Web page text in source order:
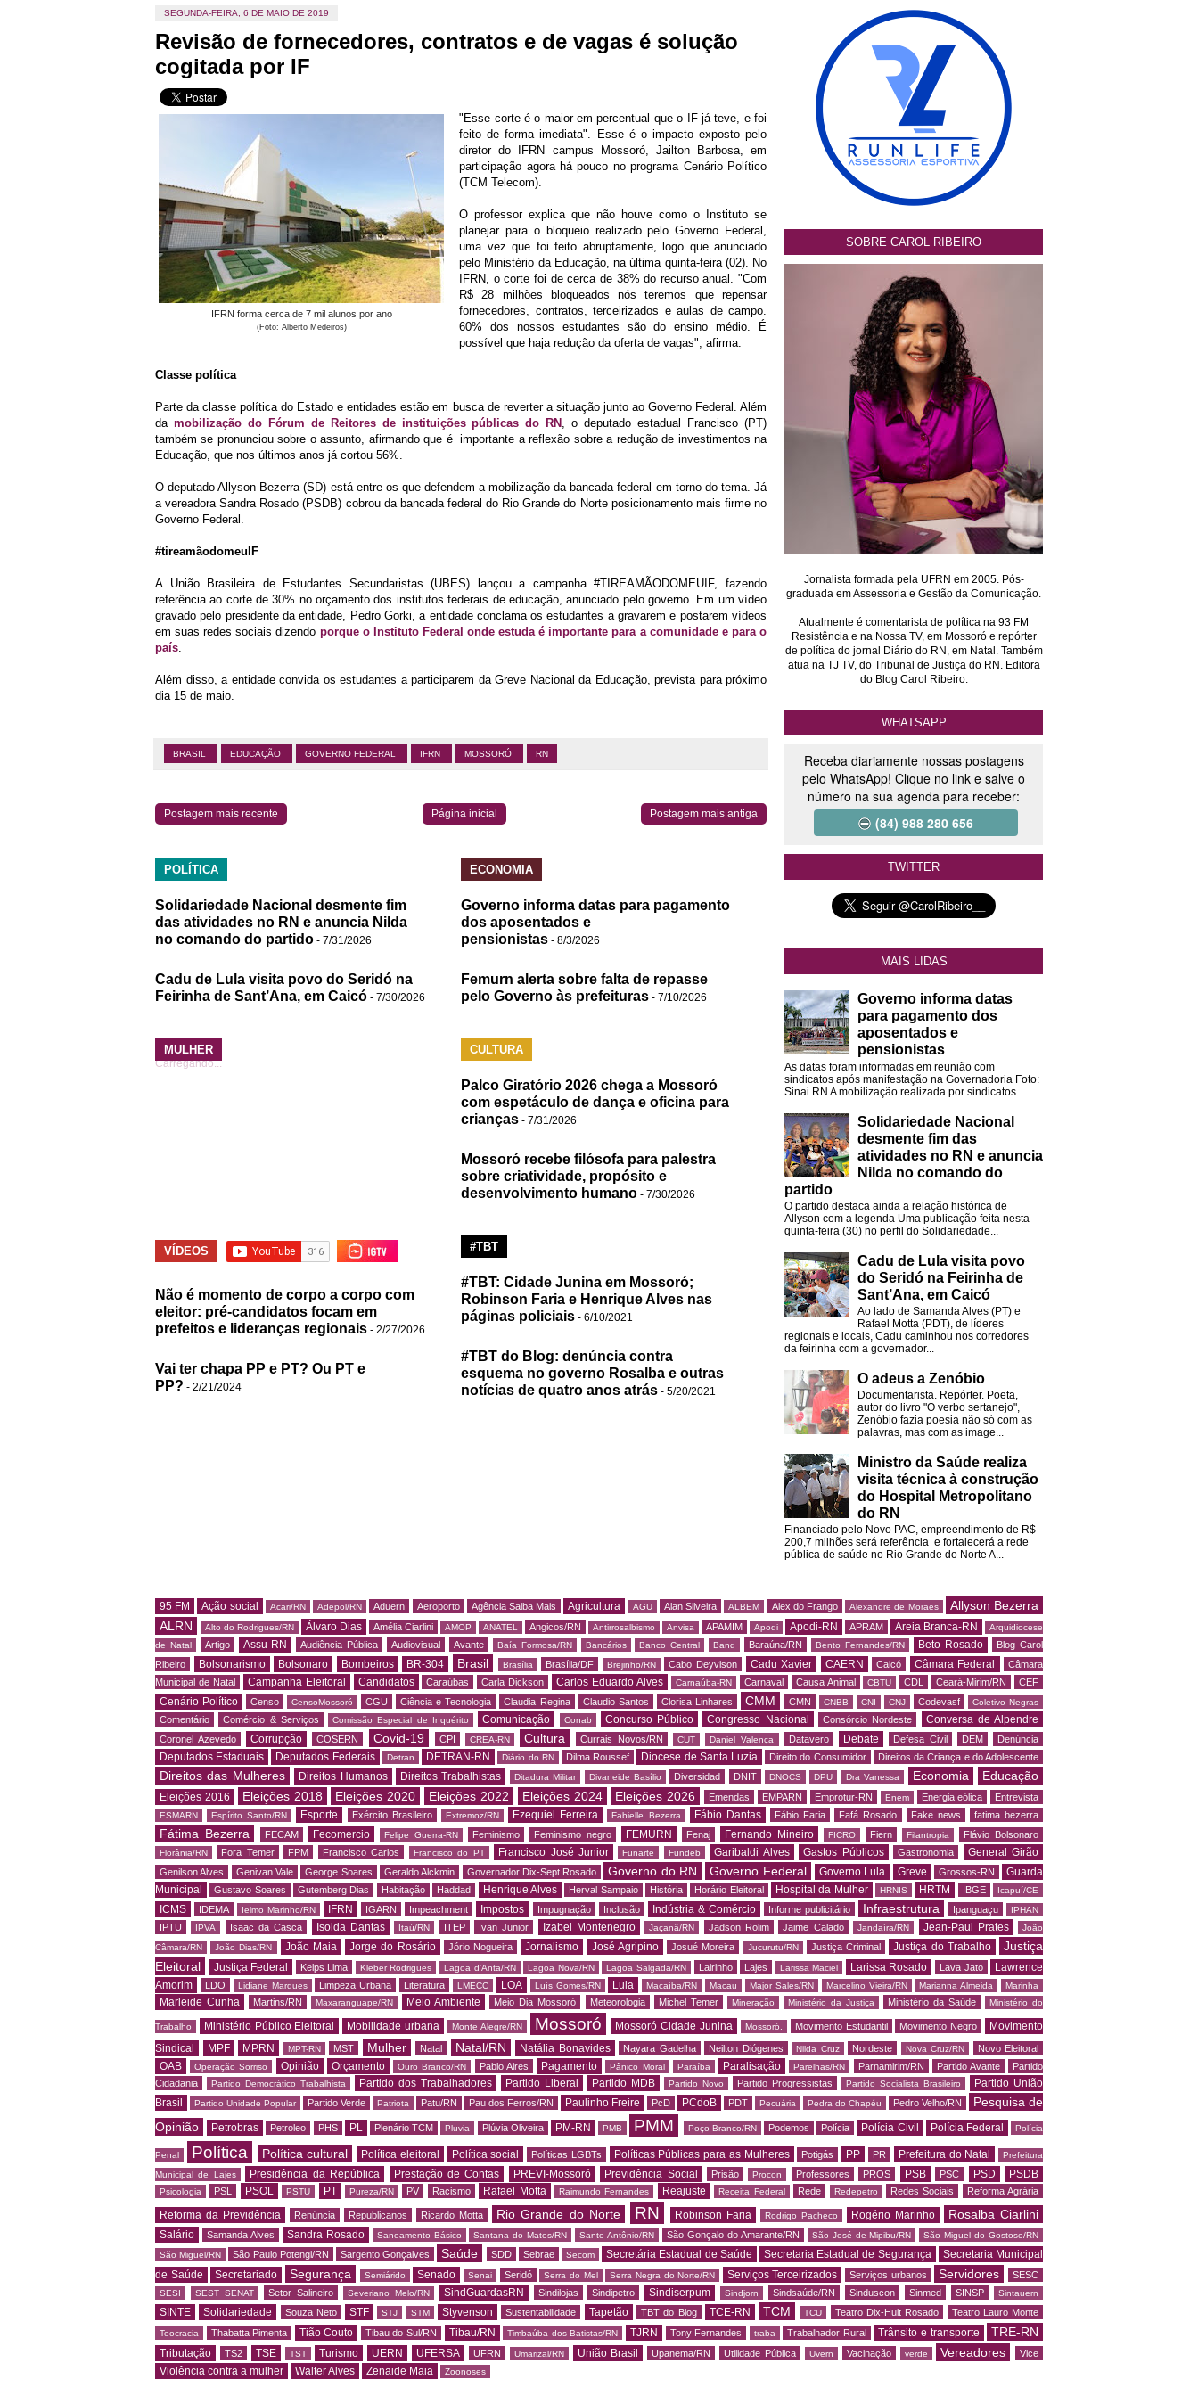
SEGUNDA-FEIRA, 6 DE MAIO DE 2019
Revisão de fornecedores, contratos e de vagas é solução
cogitada por IF
IFRN forma cerca de 7 mil alunos por ano
(Foto: Alberto Medeiros)
"Esse corte é o maior em percentual que o IF já teve, e foi
feito de forma imediata". Esse é o impacto exposto pelo
diretor do IFRN campus Mossoró, Jailton Barbosa, em
participação agora há pouco no programa Cenário Político
(TCM Telecom).
O professor explica que não houve como o Instituto se
planejar para o bloqueio realizado pelo Governo Federal,
uma vez que foi feito abruptamente, logo que anunciado
pelo Ministério da Educação, na última quinta-feira (02). No
IFRN, o corte foi de cerca de 38% do recurso anual. "Com
R$ 28 milhões bloqueados nós teremos que repensar
fornecedores, contratos, terceirizados e aulas de campo.
60% dos nossos estudantes são do ensino médio. É
possível que haja redução da oferta de vagas", afirma.
Classe política
Parte da classe política do Estado e entidades estão em busca de reverter a situação junto ao Governo Federal. Além
da mobilização do Fórum de Reitores de instituições públicas do RN , o deputado estadual Francisco (PT)
também se pronunciou sobre o assunto, afirmando que é importante a reflexão sobre a redução de investimentos na
Educação, que nos últimos anos já cortou 56%.
O deputado Allyson Bezerra (SD) está entre os que defendem a mobilização da bancada federal em torno do tema. Já
a vereadora Sandra Rosado (PSDB) cobrou da bancada federal do Rio Grande do Norte posicionamento mais firme no
Governo Federal.
#tireamãodomeuIF
A União Brasileira de Estudantes Secundaristas (UBES) lançou a campanha #TIREAMÃODOMEUIF, fazendo
referência ao corte de 30% no orçamento dos institutos federais de educação, anunciado pelo governo. Em um vídeo
gravado pelo presidente da entidade, Pedro Gorki, a entidade conclama os estudantes a gravarem e postarem vídeos
em suas redes sociais dizendo porque o Instituto Federal onde estuda é importante para a comunidade e para o
país.
Além disso, a entidade convida os estudantes a participarem da Greve Nacional da Educação, prevista para próximo
dia 15 de maio.
BRASIL EDUCAÇÃO GOVERNO FEDERAL IFRN MOSSORÓ RN
Postagem mais recente Postagem mais antiga
Página inicial
POLÍTICA
Solidariedade Nacional desmente fim
das atividades no RN e anuncia Nilda
no comando do partido - 7/31/2026
Cadu de Lula visita povo do Seridó na
Feirinha de Sant’Ana, em Caicó - 7/30/2026
ECONOMIA
Governo informa datas para pagamento
dos aposentados e
pensionistas - 8/3/2026
Femurn alerta sobre falta de repasse
pelo Governo às prefeituras - 7/10/2026
MULHER
Carregando...
CULTURA
Palco Giratório 2026 chega a Mossoró
com espetáculo de dança e oficina para
crianças - 7/31/2026
Mossoró recebe filósofa para palestra
sobre criatividade, propósito e
desenvolvimento humano - 7/30/2026
VÍDEOS
Não é momento de corpo a corpo com
eleitor: pré-candidatos focam em
prefeitos e lideranças regionais - 2/27/2026
Vai ter chapa PP e PT? Ou PT e
PP? - 2/21/2024
#TBT
#TBT: Cidade Junina em Mossoró;
Robinson Faria e Henrique Alves nas
páginas policiais - 6/10/2021
#TBT do Blog: denúncia contra
esquema no governo Rosalba e outras
notícias de quatro anos atrás - 5/20/2021
SOBRE CAROL RIBEIRO
Jornalista formada pela UFRN em 2005. Pós-
graduada em Assessoria e Gestão da Comunicação.
Atualmente é comentarista de política na 93 FM
Resistência e na Nossa TV, em Mossoró e repórter
de política do jornal Diário do RN, em Natal. Também
atua na TJ TV, do Tribunal de Justiça do RN. Editora
do Blog Carol Ribeiro.
WHATSAPP
Receba diariamente nossas postagens
pelo WhatsApp! Clique no link e salve o
número na sua agenda para receber:
(84) 988 280 656
TWITTER
MAIS LIDAS
Governo informa datas
para pagamento dos
aposentados e
pensionistas
As datas foram informadas em reunião com
sindicatos após manifestação na Governadoria Foto:
Sinai RN A mobilização realizada por sindicatos ...
Solidariedade Nacional
desmente fim das
atividades no RN e anuncia
Nilda no comando do
partido
O partido destaca ainda a relação histórica de
Allyson com a legenda Uma publicação feita nesta
quinta-feira (30) no perfil do Solidariedade...
Cadu de Lula visita povo
do Seridó na Feirinha de
Sant’Ana, em Caicó
Ao lado de Samanda Alves (PT) e
Rafael Motta (PDT), de líderes
regionais e locais, Cadu caminhou nos corredores
da feirinha com a governador...
O adeus a Zenóbio
Documentarista. Repórter. Poeta,
autor do livro "O verbo sertanejo",
Zenóbio fazia poesia não só com as
palavras, mas com as image...
Ministro da Saúde realiza
visita técnica à construção
do Hospital Metropolitano
do RN
Financiado pelo Novo PAC, empreendimento de R$
200,7 milhões será referência e fortalecerá a rede
pública de saúde no Rio Grande do Norte A...
95 FM Ação social Acari/RN Adepol/RN Aduern Aeroporto Agência Saiba Mais Agricultura AGU Alan Silveira ALBEM Alex do Frango Alexandre de Moraes
Allyson Bezerra
ALRN
Alto do Rodrigues/RN Álvaro Dias Amélia Ciarlini AMOP ANATEL Angicos/RN Antirrosalbismo Anvisa APAMIM Apodi Apodi-RN APRAM Areia Branca-RN
Arquidiocese
de Natal
Artigo Assu-RN Audiência Pública Audiovisual Avante Baía Formosa/RN Bancários Banco Central Band Baraúna/RN Bento Fernandes/RN Beto Rosado
Blog Carol
Ribeiro
Bolsonarismo Bolsonaro Bombeiros BR-304 Brasil Brasília Brasília/DF Brejinho/RN Cabo Deyvison Cadu Xavier CAERN Caicó Câmara Federal
Câmara
Municipal de Natal
Campanha Eleitoral Candidatos Caraúbas Carla Dickson Carlos Eduardo Alves Carnaúba-RN Carnaval Causa Animal CBTU CDL Ceará-Mirim/RN CEF
Cenário Político Censo CensoMossoró CGU Ciência e Tecnologia Claudia Regina Claudio Santos Clorisa Linhares CMM CMN CNBB CNI CNJ Codevasf Coletivo Negras
Comentário Comércio & Serviços Comissão Especial de Inquérito Comunicação Conab Concurso Público Congresso Nacional Consórcio Nordeste Conversa de Alpendre
Coronel Azevedo Corrupção COSERN Covid-19 CPI CREA-RN Cultura Currais Novos/RN CUT Daniel Valença Datavero Debate Defesa Civil DEM Denúncia
Deputados Estaduais Deputados Federais Detran DETRAN-RN Diário do RN Dilma Roussef Diocese de Santa Luzia Direito do Consumidor Direitos da Criança e do Adolescente
Direitos das Mulheres Direitos Humanos Direitos Trabalhistas Ditadura Militar Divaneide Basílio Diversidad DNIT DNOCS DPU Dra Vanessa Economia Educação
Eleições 2016 Eleições 2018 Eleições 2020 Eleições 2022 Eleições 2024 Eleições 2026 Emendas EMPARN Emprotur-RN Enem Energia eólica Entrevista
ESMARN Espírito Santo/RN Esporte Exército Brasileiro Extremoz/RN Ezequiel Ferreira Fabielle Bezerra Fábio Dantas Fábio Faria Fafá Rosado Fake news fatima bezerra
Fátima Bezerra FECAM Fecomercio Felipe Guerra-RN Feminismo Feminismo negro FEMURN Fenaj Fernando Mineiro FICRO Fiern Filantropia Flávio Bolsonaro
Florânia/RN Fora Temer FPM Francisco Carlos Francisco do PT Francisco José Junior Funarte Fundeb Garibaldi Alves Gastos Públicos Gastronomia General Girão
Genilson Alves Genivan Vale George Soares Geraldo Alckmin Governador Dix-Sept Rosado Governo do RN Governo Federal Governo Lula Greve Grossos-RN
Guarda
Municipal
Gustavo Soares Gutemberg Dias Habitação Haddad Henrique Alves Herval Sampaio História Horário Eleitoral Hospital da Mulher HRNIS HRTM IBGE Icapuí/CE
ICMS IDEMA Ielmo Marinho/RN IFRN IGARN Impeachment Impostos Impugnação Inclusão Indústria & Comércio Informe publicitário Infraestrutura Ipanguaçu IPHAN
IPTU IPVA Isaac da Casca Isolda Dantas Itaú/RN ITEP Ivan Junior Izabel Montenegro Jaçanã/RN Jadson Rolim Jaime Calado Jandaíra/RN Jean-Paul Prates
João
Câmara/RN
João Dias/RN João Maia Jorge do Rosário Jório Nogueira Jornalismo José Agripino Josué Moreira Jucurutu/RN Justiça Criminal Justiça do Trabalho
Justiça
Eleitoral
Justiça Federal Kelps Lima Kleber Rodrigues Lagoa d'Anta/RN Lagoa Nova/RN Lagoa Salgada/RN Lairinho Lajes Larissa Maciel Larissa Rosado Lava Jato
Lawrence
Amorim
LDO Lidiane Marques Limpeza Urbana Literatura LMECC LOA Luís Gomes/RN Lula Macaíba/RN Macau Major Sales/RN Marcelino Vieira/RN Marianna Almeida Marinha
Marleide Cunha Martins/RN Maxaranguape/RN Meio Ambiente Meio Dia Mossoró Meteorologia Michel Temer Mineração Ministério da Justiça Ministério da Saúde Ministério do
Trabalho Ministério Público Eleitoral Mobilidade urbana Monte Alegre/RN Mossoró Mossoró Cidade Junina Mossoró. Movimento Estudantil Movimento Negro
Movimento
Sindical
MPF MPRN MPT-RN MST Mulher Natal Natal/RN Natália Bonavides Nayara Gadelha Neilton Diógenes Nilda Cruz Nordeste Nova Cruz/RN Novo Eleitoral
OAB Operação Sorriso Opinião Orçamento Ouro Branco/RN Pablo Aires Pagamento Pânico Moral Paraíba Paralisação Parelhas/RN Parnamirim/RN Partido Avante
Partido
Cidadania
Partido Democrático Trabalhista Partido dos Trabalhadores Partido Liberal Partido MDB Partido Novo Partido Progressistas Partido Socialista Brasileiro
Partido União
Brasil
Partido Unidade Popular Partido Verde Patriota Patu/RN Pau dos Ferros/RN Paulinho Freire PcD PCdoB PDT Pecuária Pedra do Chapéu Pedro Velho/RN
Pesquisa de
Opinião
Petrobras Petroleo PHS PL Plenário TCM Pluvia Plúvia Oliveira PM-RN PMB PMM Poço Branco/RN Podemos Polícia Polícia Civil Polícia Federal Polícia
Penal Política Política cultural Política eleitoral Política social Políticas LGBTs Políticas Públicas para as Mulheres Potigás PP PR Prefeitura do Natal
Prefeitura
Municipal de Lajes
Presidência da República Prestação de Contas PREVI-Mossoró Previdência Social Prisão Procon Professores PROS PSB PSC PSD PSDB
Psicologia PSL PSOL PSTU PT Pureza/RN PV Racismo Rafael Motta Raimundo Fernandes Reajuste Receita Federal Rede Redepetro Redes Sociais Reforma Agrária
Reforma da Previdência Renúncia Republicanos Ricardo Motta Rio Grande do Norte RN Robinson Faria Rodrigo Pacheco Rogério Marinho Rosalba Ciarlini
Salário Samanda Alves Sandra Rosado Saneamento Básico Santana do Matos/RN Santo Antônio/RN São Gonçalo do Amarante/RN São José de Mipibu/RN
São Miguel do Gostoso/RN
São Miguel/RN
São Paulo Potengi/RN Sargento Gonçalves Saúde SDD Sebrae Secom Secretária Estadual de Saúde Secretaria Estadual de Segurança
Secretaria Municipal
de Saúde
Secretariado Segurança Semiárido Senado Senai Seridó Serra do Mel Serra Negra do Norte/RN Serviços Terceirizados Serviços urbanos Servidores SESC
SESI SEST SENAT Setor Salineiro Severiano Melo/RN SindGuardasRN Sindilojas Sindipetro Sindiserpum Sindjorn Sindsaúde/RN Sinduscon Sinmed SINSP Sintauern
SINTE Solidariedade Souza Neto STF STJ STM Styvenson Sustentabilidade Tapetão TBT do Blog TCE-RN TCM TCU Teatro Dix-Huit Rosado Teatro Lauro Monte
Teocracia Thabatta Pimenta Tião Couto Tibau do Sul/RN Tibau/RN Timbaúba dos Batistas/RN TJRN Tony Fernandes traba Trabalhador Rural Trânsito e transporte TRE-RN
Tributação TS2 TSE TST Turismo UERN UFERSA UFRN Umarizal/RN União Brasil Upanema/RN Utilidade Pública Uvern Vacinação verde Vereadores Vice
Violência contra a mulher Walter Alves Zenaide Maia Zoonoses